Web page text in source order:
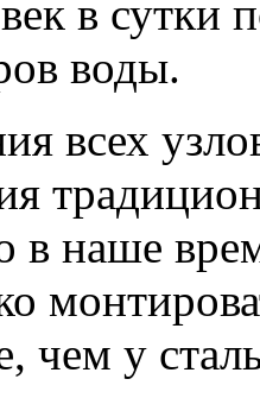
в сутки
воды.
всех
в наше
чем у